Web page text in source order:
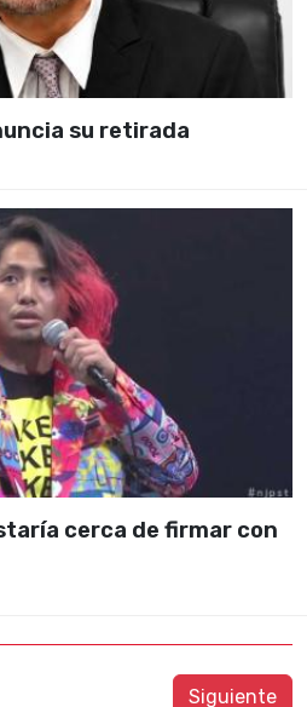
su retirada
cerca de firmar con
Siguiente